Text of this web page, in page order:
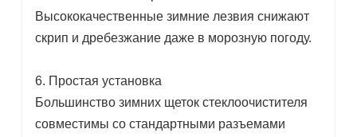
Высококачественные зимние лезвия снижают
скрип и дребезжание даже в морозную погоду.
6. Простая установка
Большинство зимних щеток стеклоочистителя
совместимы со стандартными разъемами